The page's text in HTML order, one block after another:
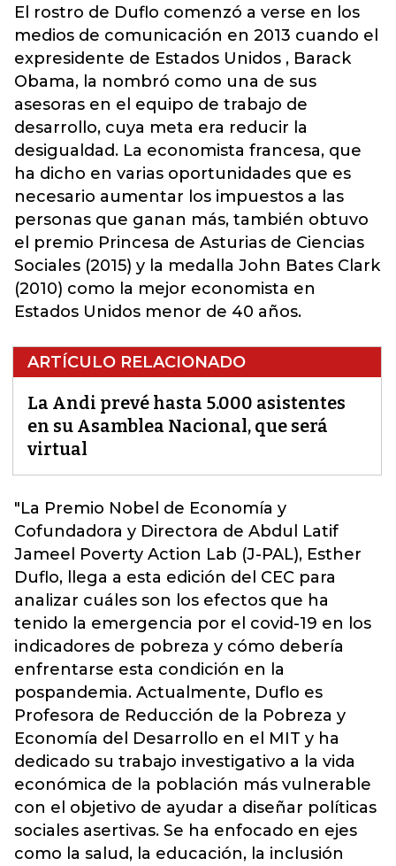
El rostro de Duflo comenzó a verse en los
medios de comunicación en 2013 cuando el
expresidente de Estados Unidos , Barack
Obama, la nombró como una de sus
asesoras en el equipo de trabajo de
desarrollo, cuya meta era reducir la
desigualdad. La economista francesa, que
ha dicho en varias oportunidades que es
necesario aumentar los impuestos a las
personas que ganan más, también obtuvo
el premio Princesa de Asturias de Ciencias
Sociales (2015) y la medalla John Bates Clark
(2010) como la mejor economista en
Estados Unidos menor de 40 años.
ARTÍCULO RELACIONADO
La Andi prevé hasta 5.000 asistentes
en su Asamblea Nacional, que será
virtual
"La Premio Nobel de Economía y
Cofundadora y Directora de Abdul Latif
Jameel Poverty Action Lab (J-PAL), Esther
Duflo, llega a esta edición del CEC para
analizar cuáles son los efectos que ha
tenido la emergencia por el covid-19 en los
indicadores de pobreza y cómo debería
enfrentarse esta condición en la
pospandemia. Actualmente, Duflo es
Profesora de Reducción de la Pobreza y
Economía del Desarrollo en el MIT y ha
dedicado su trabajo investigativo a la vida
económica de la población más vulnerable
con el objetivo de ayudar a diseñar políticas
sociales asertivas. Se ha enfocado en ejes
como la salud, la educación, la inclusión